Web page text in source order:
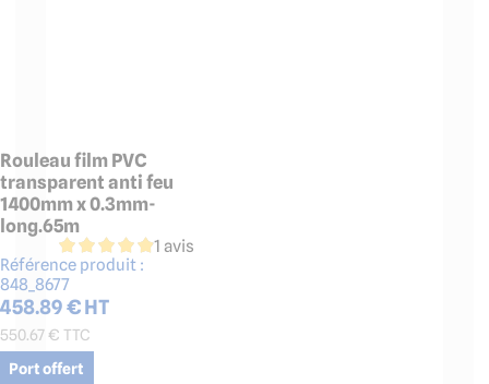
Rouleau film PVC
transparent anti feu
1400mm x 0.3mm-
long.65m
1 avis
Référence produit :
848_8677
458.89€ HT
550.67€ TTC
Port offert